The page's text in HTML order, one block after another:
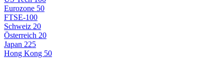
Eurozone 50
FTSE-100
Schweiz 20
Österreich 20
Japan 225
Hong Kong 50